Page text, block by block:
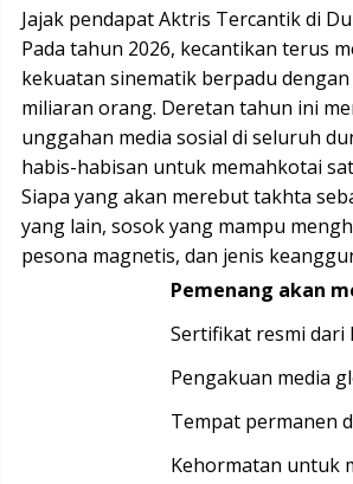
Jajak pendapat Aktris Tercantik di
Pada tahun 2026, kecantikan terus
kekuatan sinematik berpadu
miliaran orang. Deretan tahun ini
unggahan media sosial di seluruh
habis-habisan untuk memahkotai
Siapa yang akan merebut takhta
yang lain, sosok yang mampu
pesona magnetis, dan jenis
Pemenang akan
Sertifikat resmi dari
Pengakuan media
Tempat permanen
Kehormatan untuk